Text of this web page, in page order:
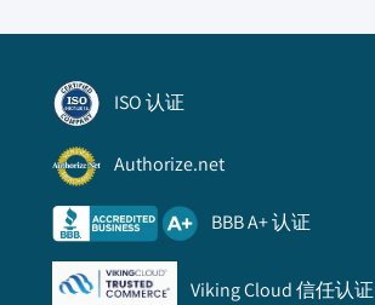
ISO 认证
Authorize.net
BBB A+ 认证
Viking Cloud 信任认证